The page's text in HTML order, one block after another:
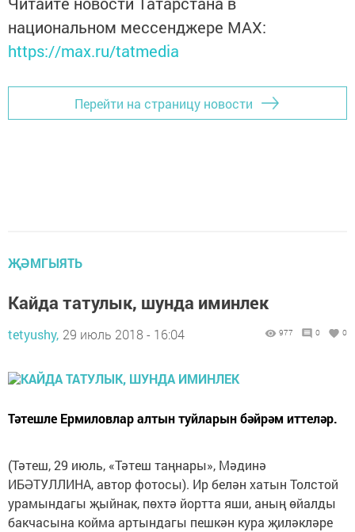
национальном мессенджере MАХ:
https://max.ru/tatmedia
Перейти на страницу новости
ҖӘМГЫЯТЬ
Кайда татулык, шунда иминлек
tetyushy, 29 июль 2018 - 16:04 977 0 0
Тәтешле Ермиловлар алтын туйларын бәйрәм иттеләр.
(Тәтеш, 29 июль, «Тәтеш таңнары», Мәдинә
ИБӘТУЛЛИНА, автор фотосы). Ир белән хатын Толстой
урамындагы җыйнак, пөхтә йортта яши, аның өйалды
бакчасына койма артындагы пешкән кура җиләкләре